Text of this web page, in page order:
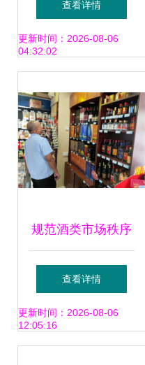
‘特供酒’清源打链专
查看详情
更新时间：2026-08-06
04:32:02
规范酒类市场秩序
守护群众消费安全
——北坡市场监督
查看详情
更新时间：2026-08-06
12:05:16